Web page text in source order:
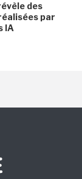
des
par
IA